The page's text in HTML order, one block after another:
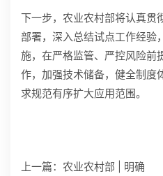
下一步，农业农村部将认真贯
部署，深入总结试点工作经验
施，在严格监管、严控风险前
作，加强技术储备，健全制度
求规范有序扩大应用范围。
上一篇： 农业农村部 | 明确